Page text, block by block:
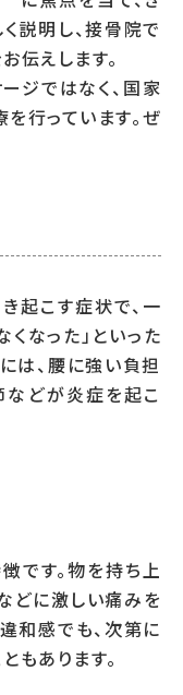
説明し、接骨院で
伝えします。
ジではなく、国家
行っています。ぜ
起こす症状で、一
なった」といった
は、腰に強い負担
などが炎症を起こ
です。物を持ち上
どに激しい痛みを
和感でも、次第に
もあります。